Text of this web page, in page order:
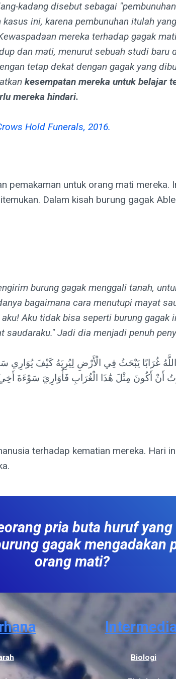
kadang disebut sebagai
ini, karena pembunuhan itulah
mereka terhadap gagak
dan mati, menurut sebuah studi baru
tetap dekat dengan gagak yang
kesempatan mereka untuk belajar
mereka hindari.
Hold Funerals, 2016.
pemakaman untuk orang mati mereka.
Dalam kisah burung gagak
burung gagak menggali tanah,
bagaimana cara menutupi mayat
Aku tidak bisa seperti burung gagak
saudaraku." Jadi dia menjadi penuh
اللَّهُ غُرَابًا يَبْحَثُ فِي الْأَرْضِ لِيُرِيَهُ كَيْفَ يُوَارِي
أَنْ أَكُونَ مِثْلَ هَٰذَا الْغُرَابِ فَأُوَارِيَ سَوْءَةَ
terhadap kematian mereka. Hari
pria buta huruf
gagak mengadakan
orang mati?
Biologi